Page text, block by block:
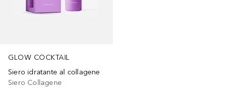
GLOW COCKTAIL
Siero idratante al collagene
Siero Collagene